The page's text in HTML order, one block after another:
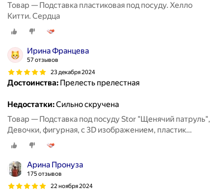
Товар — Подставка пластиковая под посуду. Хелло
Китти. Сердца
Ирина Францева
57 отзывов
23 декабря 2024
Достоинства: Прелесть прелестная
Недостатки:Сильно скручена
Товар — Подставка под посуду Stor "Щенячий патруль",
Девочки, фигурная, с 3D изображением, пластик
(86721)
Арина Пронуза
175 отзывов
22 ноября 2024